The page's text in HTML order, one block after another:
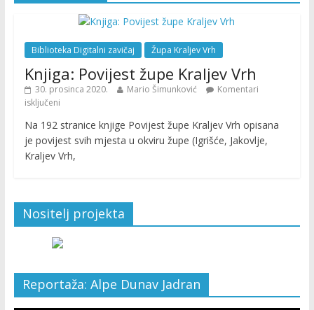
Biblioteka Digitalni zavičaj Župa Kraljev Vrh
Knjiga: Povijest župe Kraljev Vrh
30. prosinca 2020. Mario Šimunković
Komentari
isključeni
Na 192 stranice knjige Povijest župe Kraljev Vrh opisana
je povijest svih mjesta u okviru župe (Igrišće, Jakovlje,
Kraljev Vrh,
Nositelj projekta
Reportaža: Alpe Dunav Jadran